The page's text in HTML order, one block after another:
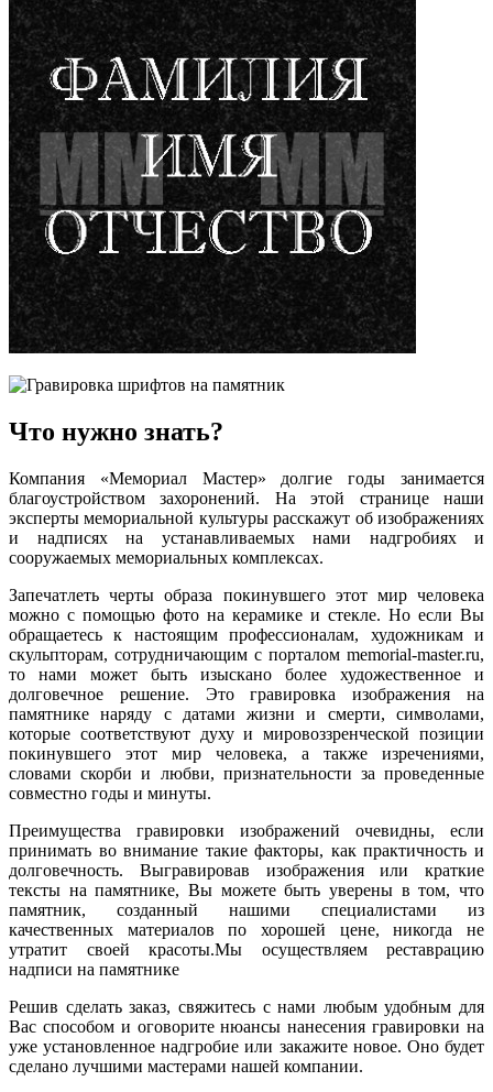
Что нужно знать?
Компания «Мемориал Мастер» долгие годы занимается
благоустройством захоронений. На этой странице наши
эксперты мемориальной культуры расскажут об изображениях
и надписях на устанавливаемых нами надгробиях и
сооружаемых мемориальных комплексах.
Запечатлеть черты образа покинувшего этот мир человека
можно с помощью фото на керамике и стекле. Но если Вы
обращаетесь к настоящим профессионалам, художникам и
скульпторам, сотрудничающим с порталом memorial-master.ru,
то нами может быть изыскано более художественное и
долговечное решение. Это гравировка изображения на
памятнике наряду с датами жизни и смерти, символами,
которые соответствуют духу и мировоззренческой позиции
покинувшего этот мир человека, а также изречениями,
словами скорби и любви, признательности за проведенные
совместно годы и минуты.
Преимущества гравировки изображений очевидны, если
принимать во внимание такие факторы, как практичность и
долговечность. Выгравировав изображения или краткие
тексты на памятнике, Вы можете быть уверены в том, что
памятник, созданный нашими специалистами из
качественных материалов по хорошей цене, никогда не
утратит своей красоты.Мы осуществляем реставрацию
надписи на памятнике
Решив сделать заказ, свяжитесь с нами любым удобным для
Вас способом и оговорите нюансы нанесения гравировки на
уже установленное надгробие или закажите новое. Оно будет
сделано лучшими мастерами нашей компании.